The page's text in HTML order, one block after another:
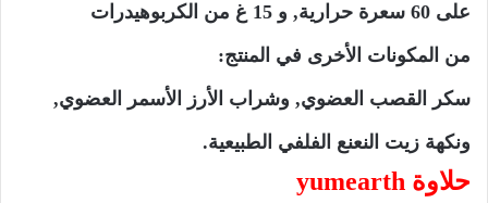
على 60 سعرة حرارية, و 15 غ من الكربوهيدرات
من المكونات الأخرى في المنتج:
سكر القصب العضوي, وشراب الأرز الأسمر العضوي,
ونكهة زيت النعنع الفلفي الطبيعية.
حلاوة yumearth